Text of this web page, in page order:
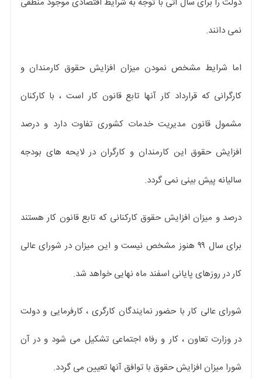
نمی دانند.
اما شرایط مشخص نمودن میزان افزایش حقوق کارمندان و
کارگرانی که قرارداد کار آنها تابع قانون کار است ، با کارکنان
مشمول قانون مدیریت خدمات کشوری تفاوت دارد و درصد
افزایش حقوق این کارمندان و کارگران در لایحه های بودجه
سالیانه پیش بینی نمی گردد.
درصد و میزان افزایش حقوق کارکنانی که تابع قانون کار هستند
برای سال ۹۹ هنوز مشخص نیست و این میزان در شورای عالی
کار در روزهای پایانی اسفند ماه نهایی خواهد شد.
شورای عالی کار با حضور نمایندگان کارگری ، کارفرمایی و دولت
در وزارت تعاون ، کار و رفاه اجتماعی تشکیل می شود و در آن
شورا میزان افزایش حقوق با توافق آنها تعیین می گردد.